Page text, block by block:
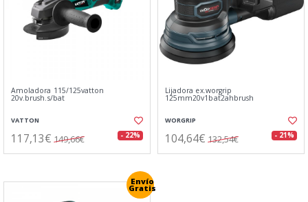
Amoladora 115/125vatton
20v.brush.s/bat
VATTON
117,13€ 149,66€ - 22%
Lijadora ex.worgrip
125mm20v1bat2ahbrush
WORGRIP
104,64€ 132,54€ - 21%
Envío
Gratis